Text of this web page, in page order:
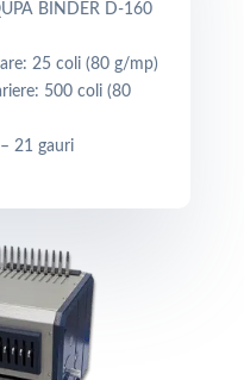
BINDER D-160
25 coli (80 g/mp)
500 coli (80
21 gauri